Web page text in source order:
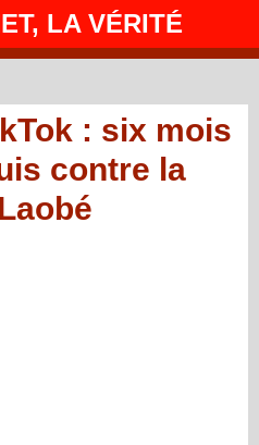
LA VÉRITÉ
: six mois
contre la